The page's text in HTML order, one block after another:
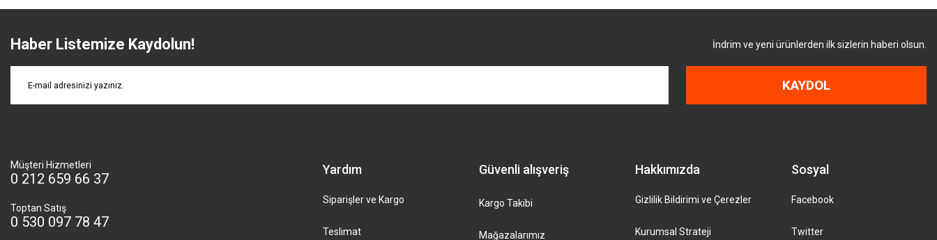
Haber Listemize Kaydolun! İndrim ve yeni ürünlerden ilk sizlerin haberi olsun.
KAYDOL
Müşteri Hizmetleri
0 212 659 66 37
Toptan Satış
0 530 097 78 47
Yardım
Siparişler ve Kargo
Teslimat
Güvenli alışveriş
Kargo Takibi
Mağazalarımız
Hakkımızda
Gizlilik Bildirimi ve Çerezler
Kurumsal Strateji
Sosyal
Facebook
Twitter